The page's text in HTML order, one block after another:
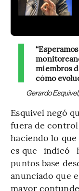
miembros
cómo
Gerardo
Esquivel negó
fuera de control
haciendo lo
es que -indicó-
puntos base
anunciado que
mayor